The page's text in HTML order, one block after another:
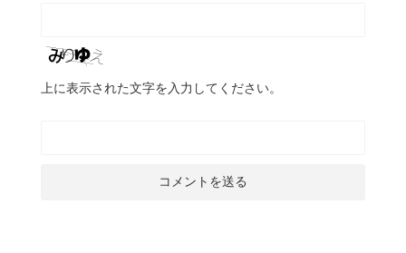
上に表示された文字を入力してください。